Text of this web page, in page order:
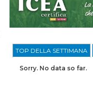
TOP DELLA SETTIMANA
Sorry. No data so far.